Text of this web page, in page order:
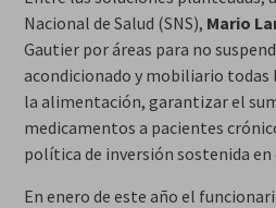
Nacional de Salud (SNS), Mario
Gautier por áreas para no
acondicionado y mobiliario
la alimentación, garantizar el
medicamentos a pacientes
política de inversión sostenida
En enero de este año el